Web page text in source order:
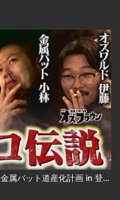
オズブラウン #83 11月30日放送『金属バット道産化計画 in 登別』（中編）